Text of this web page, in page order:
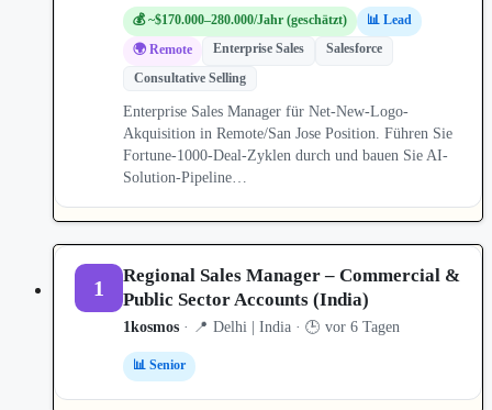
💰 ~$170.000–280.000/Jahr (geschätzt)
📊 Lead
🌍 Remote
Enterprise Sales
Salesforce
Consultative Selling
Enterprise Sales Manager für Net-New-Logo-
Akquisition in Remote/San Jose Position. Führen Sie
Fortune-1000-Deal-Zyklen durch und bauen Sie AI-
Solution-Pipeline…
1
Regional Sales Manager – Commercial &
Public Sector Accounts (India)
1kosmos · 📍 Delhi | India · 🕒 vor 6 Tagen
📊 Senior